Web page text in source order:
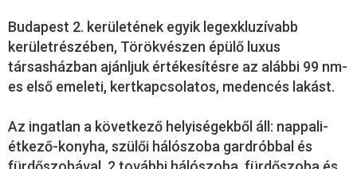
Budapest 2. kerületének egyik legexkluzívabb
kerületrészében, Törökvészen épülő luxus
társasházban ajánljuk értékesítésre az alábbi 99 nm-
es első emeleti, kertkapcsolatos, medencés lakást.
Az ingatlan a következő helyiségekből áll: nappali-
étkező-konyha, szülői hálószoba gardróbbal és